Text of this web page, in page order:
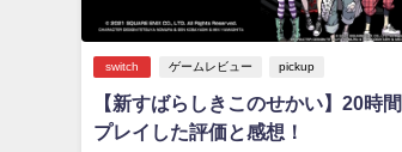
switch ゲームレビュー pickup
【新すばらしきこのせかい】20時間
プレイした評価と感想！